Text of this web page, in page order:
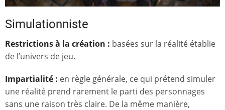
Simulationniste
Restrictions à la création : basées sur la réalité établie
de l’univers de jeu.
Impartialité : en règle générale, ce qui prétend simuler
une réalité prend rarement le parti des personnages
sans une raison très claire. De la même manière,